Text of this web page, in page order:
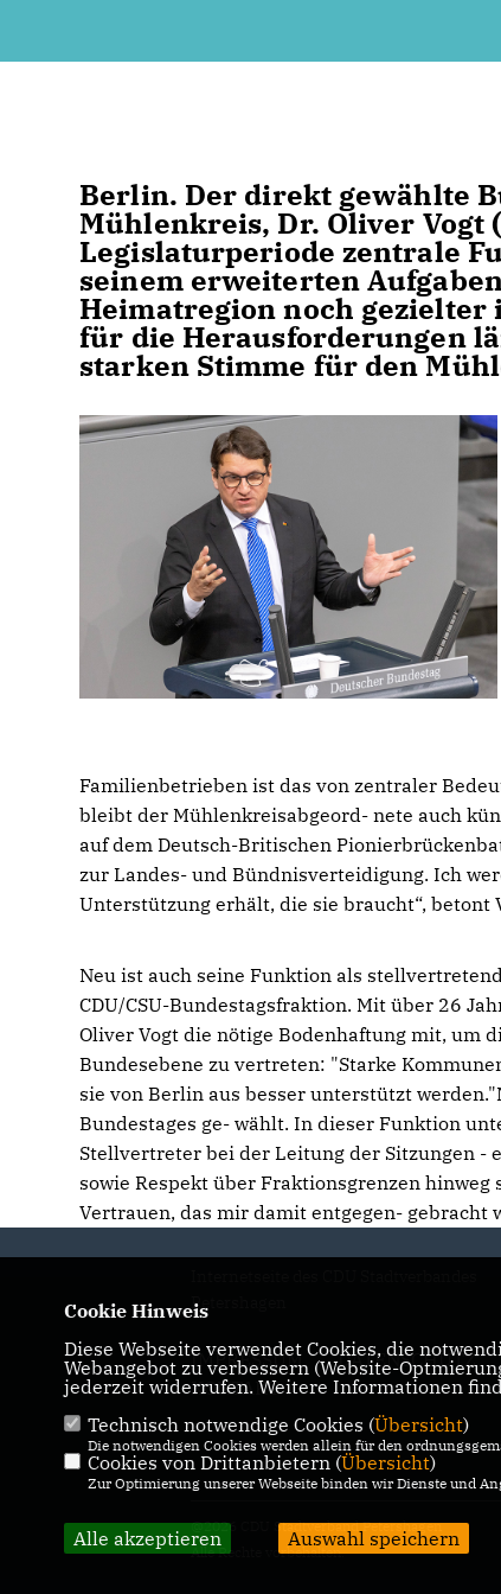
Berlin. Der direkt gewählte
Mühlenkreis, Dr. Oliver Vogt
Legislaturperiode zentrale
seinem erweiterten
Heimatregion noch
für die Herausforderungen
starken Stimme für den
Familienbetrieben ist das von zentraler
bleibt der Mühlenkreisabgeord- nete auch
auf dem Deutsch-Britischen
zur Landes- und Bündnisverteidigung. Ich
Unterstützung erhält, die sie braucht“, betont
Neu ist auch seine Funktion als
CDU/CSU-Bundestagsfraktion. Mit über 26
Oliver Vogt die nötige Bodenhaftung mit, um
Bundesebene zu vertreten: "Starke
sie von Berlin aus besser unterstützt
Bundestages ge- wählt. In dieser Funktion
Stellvertreter bei der Leitung der Sitzungen -
sowie Respekt über Fraktionsgrenzen
Vertrauen, das mir damit entgegen- gebracht
Petershagen
IMPRESSUM
DATENSCHUTZ
KONTAKT
@2026 CDU Stadtverband Petershagen
Alle Rechte vorbehalten.
Cookie Hinweis
Diese Webseite verwendet Cookies, die
Webangebot zu verbessern (Website-
jederzeit widerrufen. Weitere Informationen
Technisch notwendige Cookies (Übersicht)
Die notwendigen Cookies werden allein für den
Cookies von Drittanbietern (Übersicht)
Zur Optimierung unserer Webseite binden wir Dienste und
Alle akzeptieren Auswahl speichern